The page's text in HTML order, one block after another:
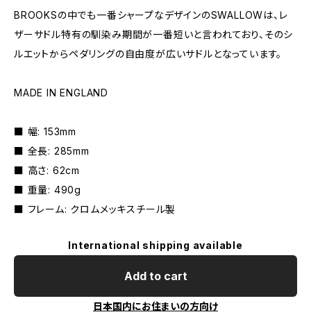
BROOKSの中でも一番シャープなデザインのSWALLOWは、レ
ザーサドル特有の馴染み期間が一番短いと言われており、そのシ
ルエットからペダリングの自由度が広いサドルとなっています。
MADE IN ENGLAND
■ 幅: 153mm
■ 全長: 285mm
■ 高さ: 62cm
■ 重量: 490g
■ フレーム: クロムメッキスチール製
International shipping available
Add to cart
日本国内にお住まいの方向け